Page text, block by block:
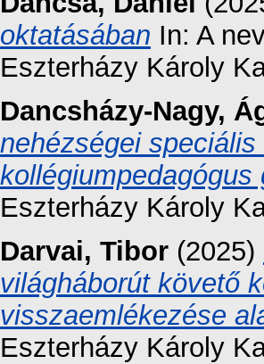
oktatásában In: A
Eszterházy Károly
Dancsházy-Nagy,
nehézségei
kollégiumpedagógus
Eszterházy Károly
Darvai, Tibor (2025)
világháborút követő
visszaemlékezése
Eszterházy Károly